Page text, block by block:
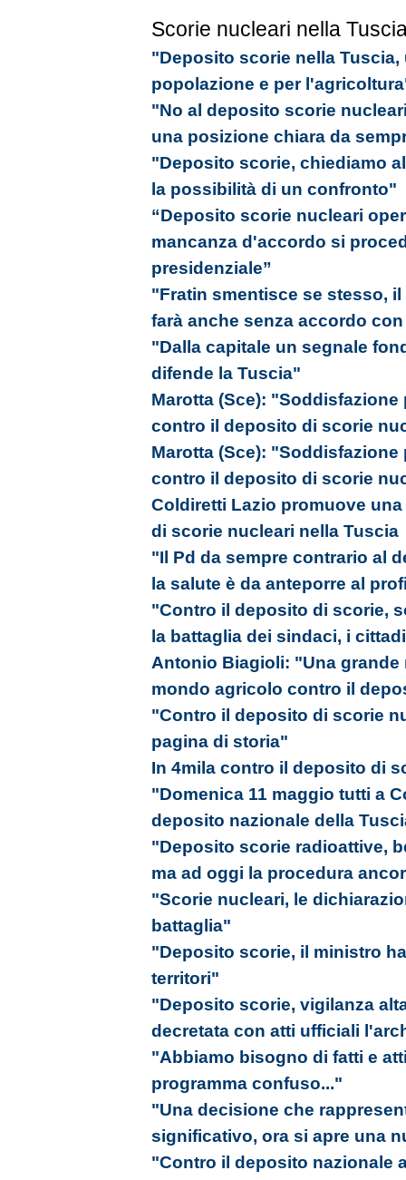
Scorie nucleari nella
"Deposito scorie nella Tuscia,
popolazione e per
"No al deposito scorie
una posizione chiara da
"Deposito scorie, chiediamo
la possibilità di un confronto"
“Deposito scorie nucleari
mancanza d'accordo si
presidenziale”
"Fratin smentisce se stesso,
farà anche senza accordo
"Dalla capitale un segnale
difende la Tuscia"
Marotta (Sce):
contro il deposito di scorie
Marotta (Sce):
contro il deposito di scorie
Coldiretti Lazio promuove
di scorie nucleari nella Tuscia
"Il Pd da sempre contrario al
la salute è da anteporre al
"Contro il deposito di scorie,
la battaglia dei sindaci, i
Antonio Biagioli: "Una
mondo agricolo contro il
"Contro il deposito di scorie
pagina di storia"
In 4mila contro il deposito di
"Domenica 11 maggio tutti a
deposito nazionale della
"Deposito scorie radioattive,
ma ad oggi la procedura
"Scorie nucleari, le
battaglia"
"Deposito scorie, il ministro
territori"
"Deposito scorie, vigilanza
decretata con atti ufficiali
"Abbiamo bisogno di fatti e
programma confuso..."
"Una decisione che
significativo, ora si apre una
"Contro il deposito nazionale